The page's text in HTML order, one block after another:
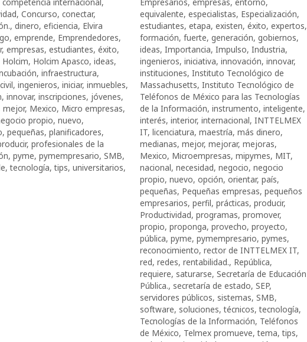
, Concurso, conectar,
, dinero, eficiencia, Elvira
, emprende, Emprendedores,
, empresas, estudiantes, éxito,
Holcim, Holcim Apasco, ideas,
, infraestructura,
, ingenieros, iniciar, inmuebles,
, innovar, inscripciones, jóvenes,
mejor, Mexico, Micro empresas,
propio, nuevo,
, pequeñas, planificadores,
, profesionales de la
, pyme, pymempresario, SMB,
,tecnología,tips, universitarios,
equivalente, especialistas, Especialización,
estudiantes, etapa, existen, éxito, expertos,
formación, fuerte, generación, gobiernos,
ideas, Importancia, Impulso, Industria,
ingenieros, iniciativa, innovación, innovar,
instituciones, Instituto Tecnológico de
Massachusetts, Instituto Tecnológico de
Teléfonos de México para las Tecnologías
de la Información, instrumento, inteligente,
interés, interior, internacional, INTTELMEX
IT, licenciatura, maestría, más dinero,
medianas, mejor, mejorar, mejoras,
Mexico, Microempresas, mipymes, MIT,
nacional, necesidad, negocio, negocio
propio, nuevo, opción, orientar, país,
pequeñas, Pequeñas empresas, pequeños
empresarios, perfil, prácticas, producir,
Productividad, programas, promover,
propio, proponga, provecho, proyecto,
pública, pyme, pymempresario, pymes,
reconocimiento, rector de INTTELMEX IT,
red, redes, rentabilidad., República,
requiere, saturarse, Secretaría de Educación
Pública., secretaría de estado, SEP,
servidores públicos, sistemas, SMB,
software, soluciones,técnicos,tecnología,
Tecnologías de la Información, Teléfonos
de México, Telmex promueve,tema,tips,